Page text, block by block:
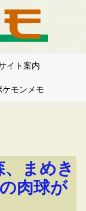
イト案内
ケモンメモ
まめき
肉球が